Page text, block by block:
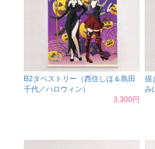
B2タペストリー（西住しほ＆島田
千代／ハロウィン）
3,300円
描
み